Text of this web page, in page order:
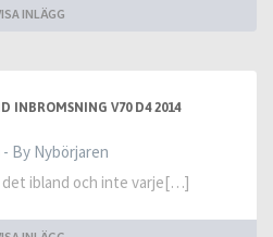
INLÄGG
INBROMSNING V70 D4 2014
- By Nybörjaren
det ibland och inte varje[…]